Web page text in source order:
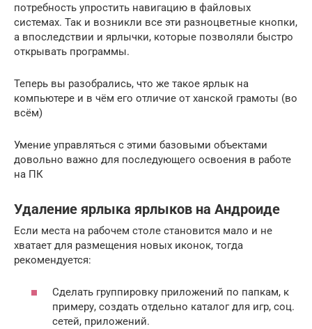
потребность упростить навигацию в файловых
системах. Так и возникли все эти разноцветные кнопки,
а впоследствии и ярлычки, которые позволяли быстро
открывать программы.
Теперь вы разобрались, что же такое ярлык на
компьютере и в чём его отличие от ханской грамоты (во
всём)
Умение управляться с этими базовыми объектами
довольно важно для последующего освоения в работе
на ПК
Удаление ярлыка ярлыков на Андроиде
Если места на рабочем столе становится мало и не
хватает для размещения новых иконок, тогда
рекомендуется:
Сделать группировку приложений по папкам, к
примеру, создать отдельно каталог для игр, соц.
сетей, приложений.